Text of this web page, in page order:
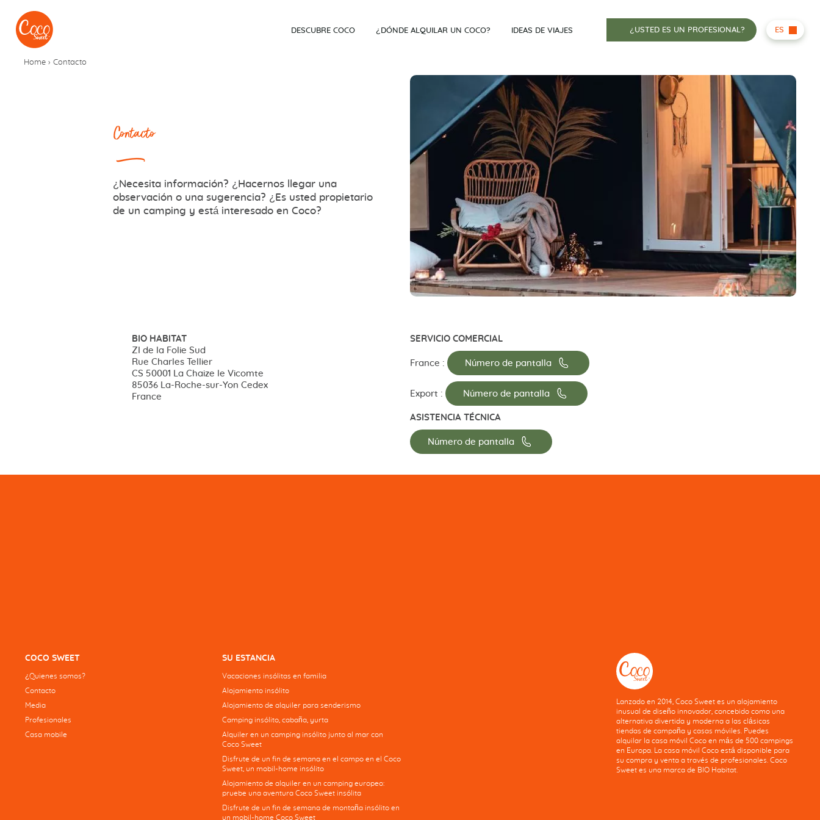
Ir al menú
Ir a los contenidos
DESCUBRE COCO ¿DÓNDE ALQUILAR UN COCO? IDEAS DE VIAJES ¿USTED ES UN PROFESIONAL? ES
Home › Contacto
Contacto
¿Necesita información? ¿Hacernos llegar una
observación o una sugerencia? ¿Es usted propietario
de un camping y está interesado en Coco?
BIO HABITAT
ZI de la Folie Sud
Rue Charles Tellier
CS 50001 La Chaize le Vicomte
85036 La-Roche-sur-Yon Cedex
France
SERVICIO COMERCIAL
France : Número de pantalla 📞
Export : Número de pantalla 📞
ASISTENCIA TÉCNICA
Número de pantalla 📞
COCO SWEET
¿Quienes somos?
Contacto
Media
Profesionales
Casa mobile
SU ESTANCIA
Vacaciones insólitas en familia
Alojamiento insólito
Alojamiento de alquiler para senderismo
Camping insólito, cabaña, yurta
Alquiler en un camping insólito junto al mar con
Coco Sweet
Disfrute de un fin de semana en el campo en el Coco
Sweet, un mobil-home insólito
Alojamiento de alquiler en un camping europeo:
pruebe una aventura Coco Sweet insólita
Disfrute de un fin de semana de montaña insólito en
un mobil-home Coco Sweet
Lanzado en 2014, Coco Sweet es un alojamiento
inusual de diseño innovador, concebido como una
alternativa divertida y moderna a las clásicas
tiendas de campaña y casas móviles. Puedes
alquilar la casa móvil Coco en más de 500 campings
en Europa. La casa móvil Coco está disponible para
su compra y venta a través de profesionales. Coco
Sweet es una marca de BIO Habitat.